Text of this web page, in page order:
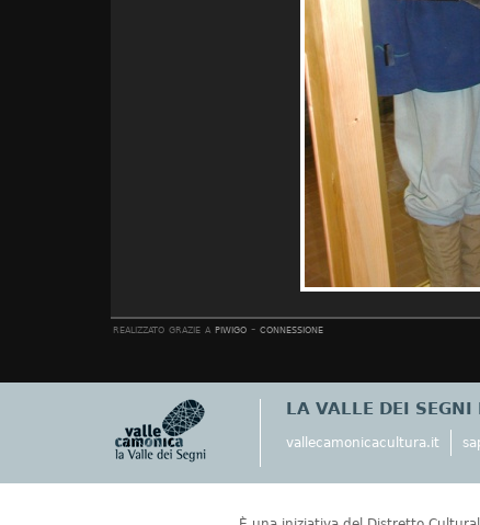
realizzato grazie a piwigo- connessione
LA VALLE DEI
vallecamonicacultura.it